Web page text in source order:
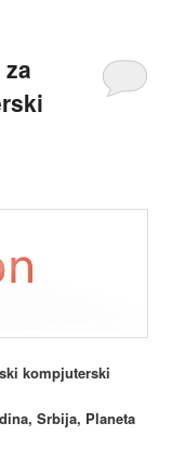
kompjuterski
Srbija, Planeta